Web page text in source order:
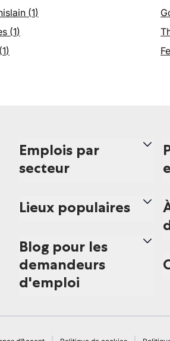
(1)
(1)
(1)
Emplois par
secteur
Lieux populaires
Blog pour les
demandeurs
d'emploi